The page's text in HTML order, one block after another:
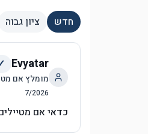
חדש ציון גבוה
Evyatar
מומלץ אם
7/2026
כדאי אם